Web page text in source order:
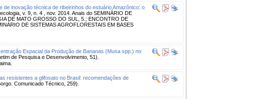
de inovação técnica de ribeirinhos do estuário Amazônico: o
v. 9, n. 4 , nov. 2014. Anais do SEMINÁRIO DE
DE MATO GROSSO DO SUL, 5.; ENCONTRO DE
DE SISTEMAS AGROFLORESTAIS EM BASES
Espacial da Produção de Bananas (Musa spp.) no
de Pesquisa e Desenvolvimento, 51).
resistentes a glifosato no Brasil: recomendações de
Comunicado Técnico, 259).